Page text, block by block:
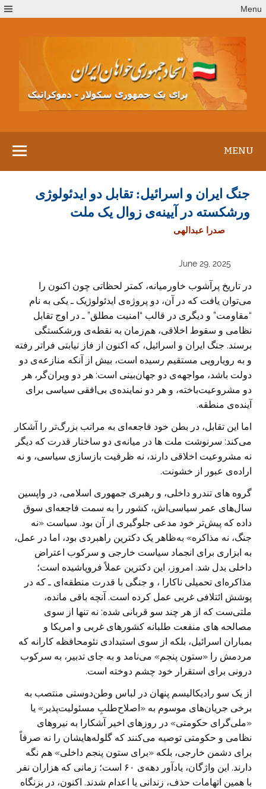
to
Menu
MENU
جنگ ایران و اسرائیل: تقابل دو ایدئولوژی
ورشکسته در آیینه‌ی زوال یک ملت
صدرا عبدالهی
June 29, 2025
در تاریخ پرآشوب خاورمیانه، کمتر لحظاتی چون اکنون را
می‌توان یافت که در آن، دو پروژه‌ی ایدئولوژیک ـ یکی به نام
“مقاومت” و دیگری در قالب “امنیت مطلق” ـ در اوج تقابل
نظامی و سقوط اخلاقی، هم‌زمان به نقطه‌ی ورشکستگی
برسند. جنگ ایران و اسرائیل، که اکنون از فاز نیابتی فراتر رفته
و به رویارویی مستقیم رسیده است، بیش از آنکه منازعه‌ی دو
دولت باشد، مواجهه‌ی دو جهان‌بینی است: هر دو ویران‌گر، هر
دو مشروعیت‌باخته، و هر دو نماینده‌ی بی‌افقی سیاسی برای
آینده‌ی منطقه.
اما این تقابل، در بطن خود فاجعه‌ای به مراتب بزرگ‌تر را آشکار
می‌کند: سرنوشت ملت ها در میانه‌ی دو ساختار قدرت که دیگر
نه مشروعیت اخلاقی دارند، نه ظرفیت بازسازی سیاسی، و نه
اراده‌ی عبور از خشونت.
گروه های تندرو داخلی، و رهبری جمهوری اسلامی، در واپسین
سال‌های عمر سیاسی‌اش، کشور را به سمت فاجعه‌ای سوق
داده که پیش‌تر خود مدعی جلوگیری از آن بود. سیاست «نه
جنگ، نه مذاکره» به‌ظاهر یک دکترین راهبردی بود، اما در عمل،
به ابزاری برای انجماد سیاست خارجی و سرکوب اعتراض
داخلی بدل شد. امروز، این دکترین عملاً فروپاشیده است؛
مذاکره‌ای تحمیلی ناکارا ، و جنگی با قدرت منطقه‌ای ـ که در
پوشش ائتلافی غربی عمل کرده است. آنچه باقی مانده،
ملتی‌ست که از هر چند سو قربانی شده: نه تنها از سوی
مصالحه های منفعت طلبانه کشورهای غربی و امریکا و
بمباران اسرائیل، بلکه از سوی استبدادی نئومحافظه کارانه که
مردمش را «ستون پنجم» می‌نامد و به جای تدبیر، به سرکوب
درونی برای استقرار خود چشم دوخته است.
از یک سو رادیکالیسم پنهان در لباس وطن‌دوستی منتصب به
برخی جریان‌های موسوم به «اصلاح‌طلبِ مسئولیت‌پذیر» یا
«ملی‌گرای حکومتی» در روزهای اخیر آشکارا به نیروهای
نظامی و حکومتی توصیه می‌کنند که گلوله‌هایشان را نه صرفاً
برای دشمن خارجی، بلکه «برای ستون پنجم داخلی» هم نگه
دارند. این واژگان، یادآور دهه‌ی ۶۰ است؛ زمانی که هزاران نفر
با همین اتهامات حذف، زندانی یا اعدام شدند. اکنون، در بزنگاه